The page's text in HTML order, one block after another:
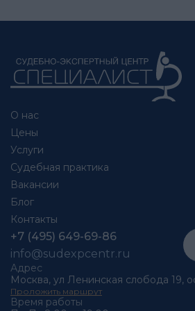
О нас
Цены
Услуги
Судебная практика
Вакансии
Блог
Контакты
Адрес
Москва, ул Ленинская слобода 19,
Проложить маршрут
Время работы
+7 (495) 649-69-86
info@sudexpcentr.ru